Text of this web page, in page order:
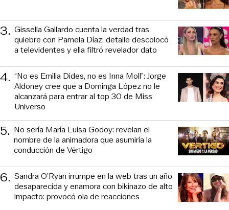
3. Gissella Gallardo cuenta la verdad tras
quiebre con Pamela Díaz: detalle descolocó
a televidentes y ella filtró revelador dato
4. “No es Emilia Dides, no es Inna Moll”: Jorge
Aldoney cree que a Dominga López no le
alcanzará para entrar al top 30 de Miss
Universo
5. No sería María Luisa Godoy: revelan el
nombre de la animadora que asumiría la
conducción de Vértigo
6. Sandra O’Ryan irrumpe en la web tras un año
desaparecida y enamora con bikinazo de alto
impacto: provocó ola de reacciones